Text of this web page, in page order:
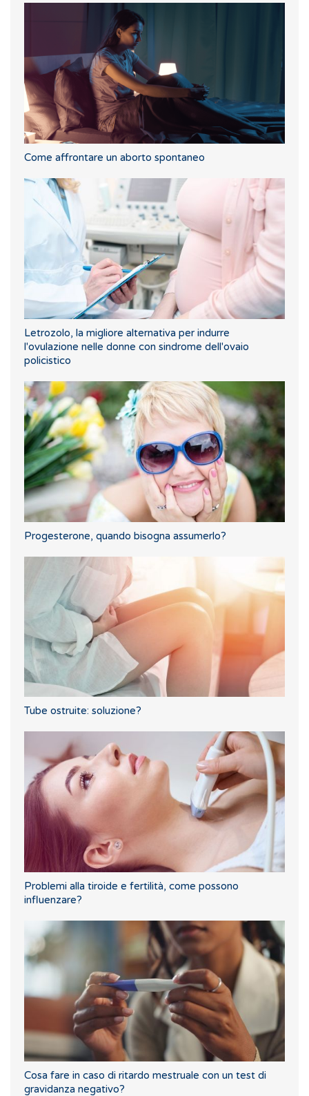
Come affrontare un aborto spontaneo
Letrozolo, la migliore alternativa per indurre
l'ovulazione nelle donne con sindrome dell'ovaio
policistico
Progesterone, quando bisogna assumerlo?
Tube ostruite: soluzione?
Problemi alla tiroide e fertilità, come possono
influenzare?
Cosa fare in caso di ritardo mestruale con un test di
gravidanza negativo?